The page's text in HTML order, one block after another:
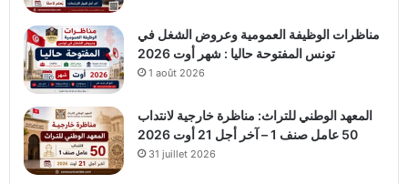
مناظرات الوظيفة العمومية وعروض الشغل في
تونس المفتوحة حاليا : شهر أوت 2026
1 août 2026
المعهد الوطني للتراث: مناظرة خارجية لانتداب
50 عامل صنف 1 – آخر أجل 21 أوت 2026
31 juillet 2026